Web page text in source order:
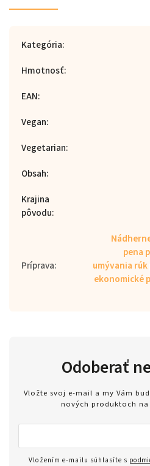
Kategória:
Hmotnosť:
EAN:
Vegan:
Vegetarian:
Obsah:
Krajina
pôvodu:
Príprava:
pena
umývania
ekonomické
Odoberať
Vložte svoj e-mail a my Vám
nových produktoch na
Vložením e-mailu súhlasíte s